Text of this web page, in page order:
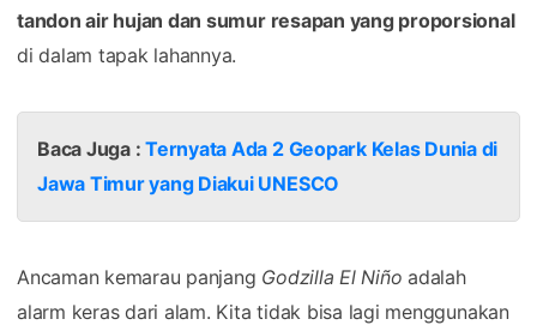
tandon air hujan dan sumur resapan yang proporsional
di dalam tapak lahannya.
Baca Juga :Ternyata Ada 2 Geopark Kelas Dunia di
Jawa Timur yang Diakui UNESCO
Ancaman kemarau panjang Godzilla El Niño adalah
alarm keras dari alam. Kita tidak bisa lagi menggunakan